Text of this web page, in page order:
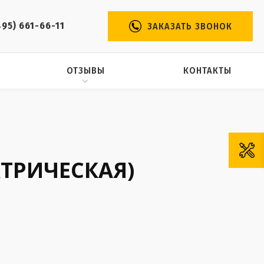
661-66-11 ЗАКАЗАТЬ ЗВОНОК
ОТЗЫВЫ КОНТАКТЫ